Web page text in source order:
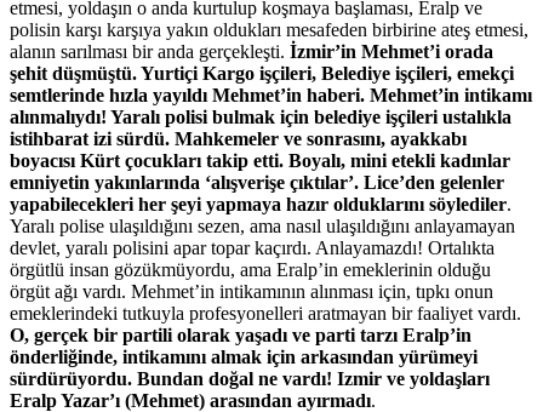
etmesi, yoldaşın o anda kurtulup koşmaya başlaması, Eralp ve
polisin karşı karşıya yakın oldukları mesafeden birbirine ateş etmesi,
alanın sarılması bir anda gerçekleşti. İzmir’in Mehmet’i orada
şehit düşmüştü. Yurtiçi Kargo işçileri, Belediye işçileri, emekçi
semtlerinde hızla yayıldı Mehmet’in haberi. Mehmet’in intikamı
alınmalıydı! Yaralı polisi bulmak için belediye işçileri ustalıkla
istihbarat izi sürdü. Mahkemeler ve sonrasını, ayakkabı
boyacısı Kürt çocukları takip etti. Boyalı, mini etekli kadınlar
emniyetin yakınlarında ‘alışverişe çıktılar’. Lice’den gelenler
yapabilecekleri her şeyi yapmaya hazır olduklarını söylediler.
Yaralı polise ulaşıldığını sezen, ama nasıl ulaşıldığını anlayamayan
devlet, yaralı polisini apar topar kaçırdı. Anlayamazdı! Ortalıkta
örgütlü insan gözükmüyordu, ama Eralp’in emeklerinin olduğu
örgüt ağı vardı. Mehmet’in intikamının alınması için, tıpkı onun
emeklerindeki tutkuyla profesyonelleri aratmayan bir faaliyet vardı.
O, gerçek bir partili olarak yaşadı ve parti tarzı Eralp’in
önderliğinde, intikamını almak için arkasından yürümeyi
sürdürüyordu. Bundan doğal ne vardı! Izmir ve yoldaşları
Eralp Yazar’ı (Mehmet) arasından ayırmadı.